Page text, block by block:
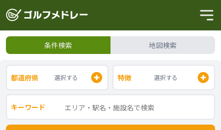
条件検索 地図検索
都道府県 選択する 特徴 選択する
キーワード